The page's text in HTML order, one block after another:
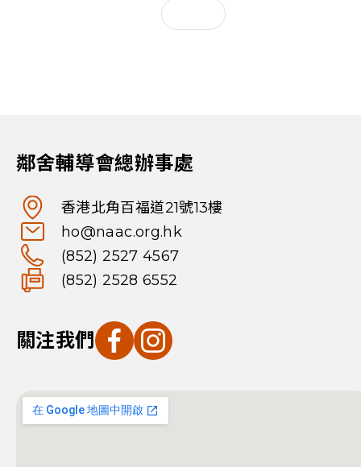
鄰舍輔導會總辦事處
香港北角百福道21號13樓
ho@naac.org.hk
(852) 2527 4567
(852) 2528 6552
關注我們